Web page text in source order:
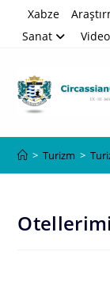
Xabze
Sanat
> Turizm >